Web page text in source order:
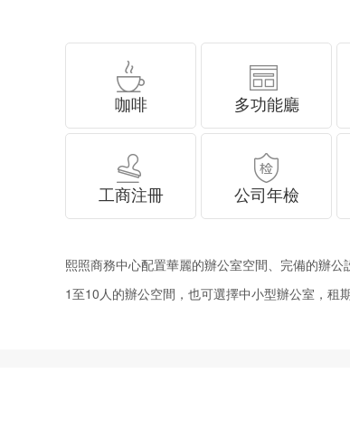
咖啡 多功能廳
工商注冊 公司年檢
熙照商務中心配置華麗的辦公室空間、完備的辦公設
1至10人的辦公空間，也可選擇中小型辦公室，